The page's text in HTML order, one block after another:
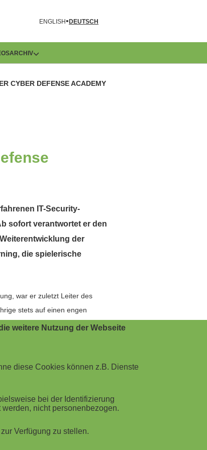
ENGLISH DEUTSCH
ARCHIV
CYBER DEFENSE ACADEMY
IT-Security-
sofort verantwortet er den
der
die spielerische
war er zuletzt Leiter des
stets auf einen engen
und Bedürfnisse von
eLearning die
& Marketing bei G DATA
sich ganzheitlich gegen
steigern", so Matthias Koll,
weitere Nutzung der Webseite
diese Cookies können z.B. Dienste
bei der Identifizierung
nicht personenbezogen.
Verfügung zu stellen.